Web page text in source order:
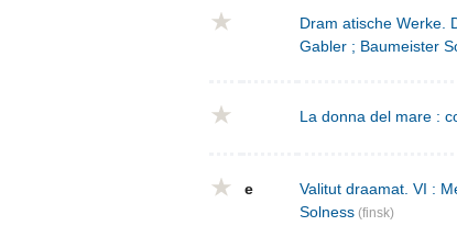
Dram atische Werke.
Gabler ; Baumeister
La donna del mare :
e
Valitut draamat. VI :
Solness (finsk)